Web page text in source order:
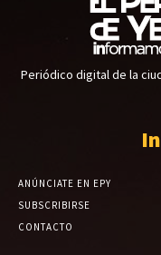
Periódico digital de la
ANÚNCIATE EN EPY
SUBSCRIBIRSE
CONTACTO